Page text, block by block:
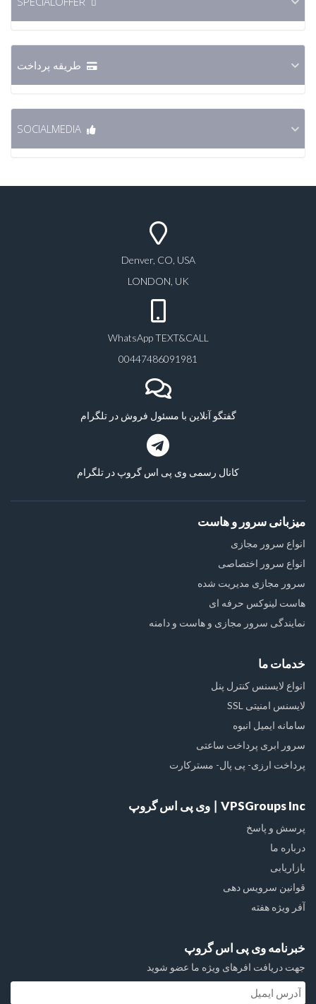
طریقه پرداخت
Denver, CO, USA
LONDON, UK
WhatsApp TEXT&CALL
00447486091981
گفتگو آنلاین با مسئول فروش در تلگرام
کانال رسمی وی پی اس گروپ در تلگرام
میزبانی سرور و هاست
انواع سرور مجازی
انواع سرور اختصاصی
سرور مجازی مدیریت شده
هاست لینوکس حرفه ای
نمایندگی سرور مجازی و هاست و دامنه
خدمات ما
انواع لایسنس کنترل پنل
لایسنس امنیتی SSL
سامانه ایمیل انبوه
سرور ابری پرداخت ساعتی
پرداخت ارزی- پی پال- مسترکارت
VPSGroups Inc ∣ وی پی اس گروپ
پرسش و پاسخ
درباره ما
بازاریابی
قوانین سرویس دهی
آفر ویژه هفته
خبرنامه وی پی اس گروپ
جهت دریافت افرهای ویژه ما عضو شوید